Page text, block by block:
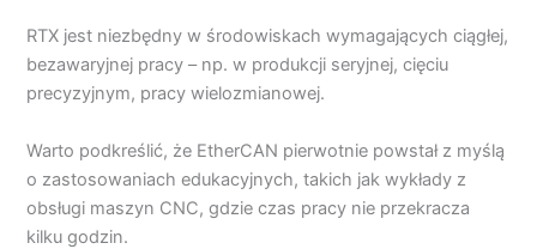
RTX jest niezbędny w środowiskach wymagających ciągłej,
bezawaryjnej pracy – np. w produkcji seryjnej, cięciu
precyzyjnym, pracy wielozmianowej.
Warto podkreślić, że EtherCAN pierwotnie powstał z myślą
o zastosowaniach edukacyjnych, takich jak wykłady z
obsługi maszyn CNC, gdzie czas pracy nie przekracza
kilku godzin.